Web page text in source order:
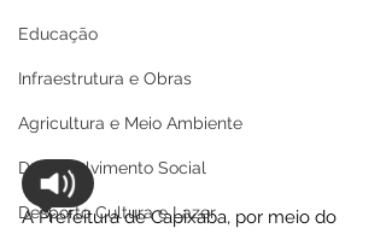
Educação
Infraestrutura e Obras
Agricultura e Meio Ambiente
Desenvolvimento Social
Desporto Cultura e Lazer
A Prefeitura de Capixaba, por meio do